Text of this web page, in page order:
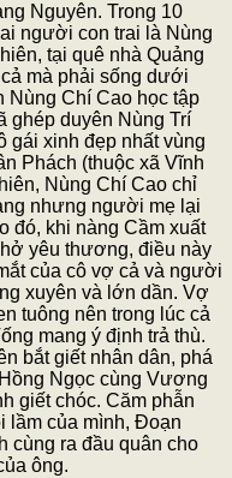
Nguyên. Trong 10
người con trai là Nùng
tại quê nhà Quảng
mà phải sống dưới
Nùng Chí Cao học tập
ghép duyên Nùng Trí
gái xinh đẹp nhất vùng
Phách (thuộc xã Vĩnh
Nùng Chí Cao chỉ
nhưng người mẹ lại
đó, khi nàng Cầm xuất
yêu thương, điều này
của cô vợ cả và người
xuyên và lớn dần. Vợ
tuông nên trong lúc cả
mang ý định trả thù.
bắt giết nhân dân, phá
Ngọc cùng Vương
giết chóc. Căm phẫn
lầm của mình, Đoạn
cùng ra đầu quân cho
ông.